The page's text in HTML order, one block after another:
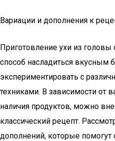
Вариации и дополнения к
Приготовление ухи из головы
способ насладиться
экспериментировать с
техниками. В зависимости от
наличия продуктов, можно
классический рецепт.
дополнений, которые помогут